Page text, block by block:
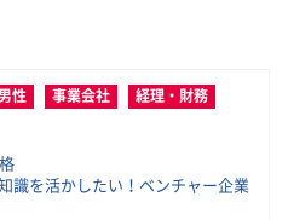
性 事業会社
経理・財務
識を活かしたい！ベンチャー企業